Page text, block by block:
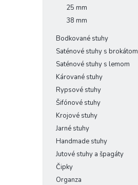
25 mm
38 mm
Bodkované stuhy
Saténové stuhy s brokátom
Saténové stuhy s lemom
Kárované stuhy
Rypsové stuhy
Šifónové stuhy
Krojové stuhy
Jarné stuhy
Handmade stuhy
Jutové stuhy a špagáty
Čipky
Organza